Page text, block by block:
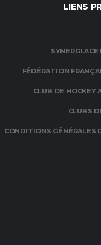
LIENS
FÉDÉRATION
CLUB DE HOCKEY
CLUBS
CONDITIONS GÉNÉRALES